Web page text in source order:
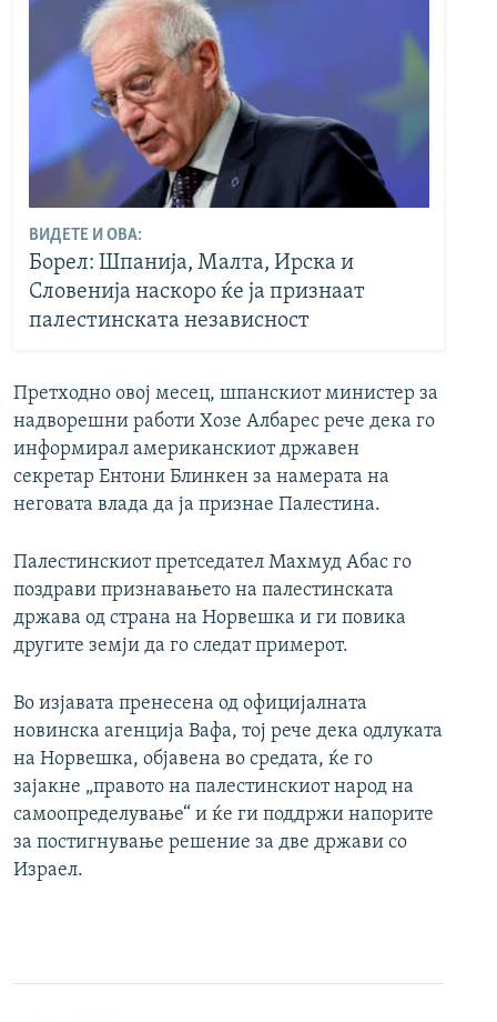
ВИДЕТЕ И ОВА:
Борел: Шпанија, Малта, Ирска и
Словенија наскоро ќе ја признаат
палестинската независност
Претходно овој месец, шпанскиот министер за
надворешни работи Хозе Албарес рече дека го
информирал американскиот државен
секретар Ентони Блинкен за намерата на
неговата влада да ја признае Палестина.
Палестинскиот претседател Махмуд Абас го
поздрави признавањето на палестинската
држава од страна на Норвешка и ги повика
другите земји да го следат примерот.
Во изјавата пренесена од официјалната
новинска агенција Вафа, тој рече дека одлуката
на Норвешка, објавена во средата, ќе го
зајакне „правото на палестинскиот народ на
самоопределување“ и ќе ги поддржи напорите
за постигнување решение за две држави со
Израел.